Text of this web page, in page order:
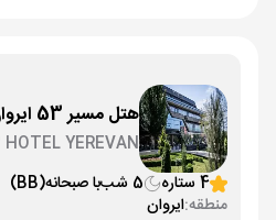
هتل مسیر 53 ایروان
YEREVAN
4 ستاره
5 شب با صبحانه(BB)
منطقه:ایروان